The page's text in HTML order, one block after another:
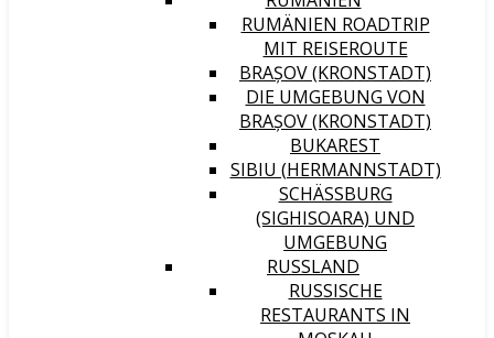
RUMÄNIEN ROADTRIP
MIT REISEROUTE
BRAȘOV (KRONSTADT)
DIE UMGEBUNG VON
BRAȘOV (KRONSTADT)
BUKAREST
SIBIU (HERMANNSTADT)
SCHÄSSBURG (
SIGHISOARA) UND U
MGEBUNG
RUSSLAND
RUSSISCHE
RESTAURANTS IN